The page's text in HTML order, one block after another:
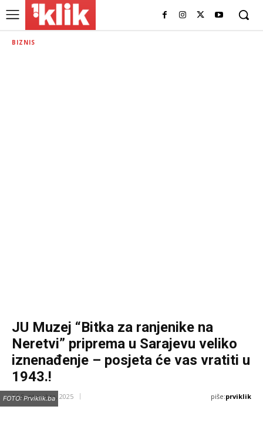
BIZNIS
JU Muzej “Bitka za ranjenike na
Neretvi” priprema u Sarajevu veliko
iznenađenje – posjeta će vas vratiti u
1943.!
14 Septembra, 2025 piše:prviklik
FOTO: Prviklik.ba